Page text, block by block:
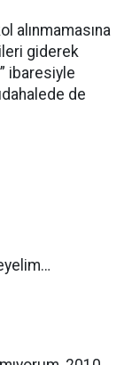
alınmamasına
giderek
ibaresiyle
de